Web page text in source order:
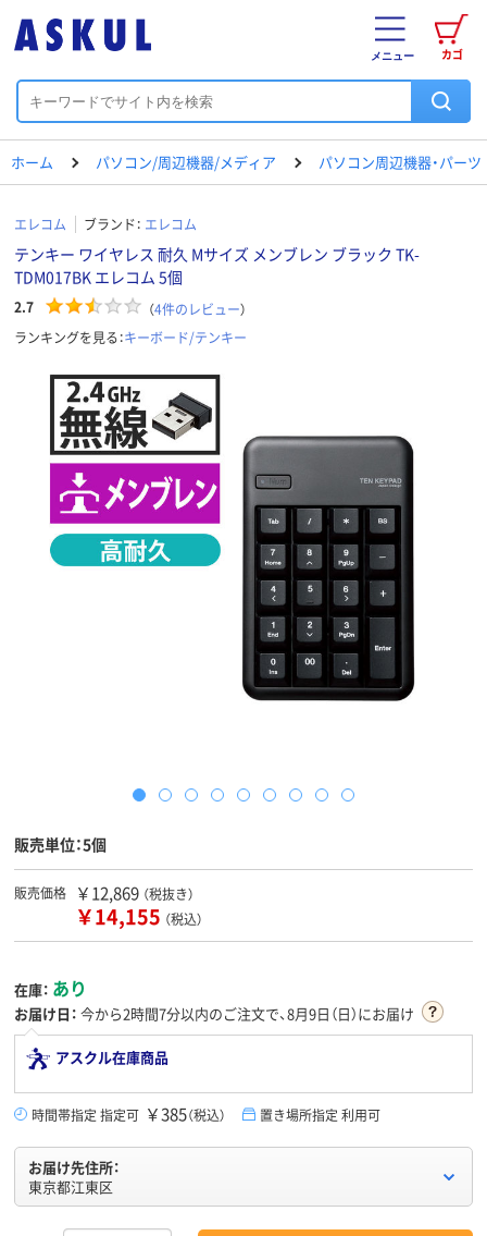
カゴ
メニュー
ホーム パソコン/周辺機器/メディア パソコン周辺機器・パーツ
エレコム ブランド： エレコム
テンキー ワイヤレス 耐久 Mサイズ メンブレン ブラック TK-
TDM017BK エレコム 5個
2.7 （4件のレビュー）
ランキングを見る：キーボード/テンキー
販売単位：5個
販売価格 ￥12,869 （税抜き）
￥14,155 （税込）
在庫： あり
お届け日： 今から2時間7分以内のご注文で、8月9日（日）にお届け
アスクル在庫商品
時間帯指定 指定可 ￥385（税込） 置き場所指定 利用可
お届け先住所：
東京都江東区